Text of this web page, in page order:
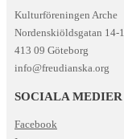
Kulturföreningen Arche
Nordenskiöldsgatan 14-
413 09 Göteborg
info@freudianska.org
SOCIALA MEDIER
Facebook